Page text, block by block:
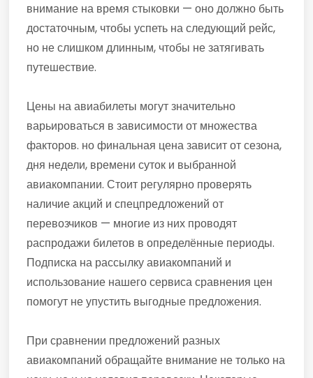
внимание на время стыковки — оно должно быть
достаточным, чтобы успеть на следующий рейс,
но не слишком длинным, чтобы не затягивать
путешествие.
Цены на авиабилеты могут значительно
варьироваться в зависимости от множества
факторов. но финальная цена зависит от сезона,
дня недели, времени суток и выбранной
авиакомпании. Стоит регулярно проверять
наличие акций и спецпредложений от
перевозчиков — многие из них проводят
распродажи билетов в определённые периоды.
Подписка на рассылку авиакомпаний и
использование нашего сервиса сравнения цен
помогут не упустить выгодные предложения.
При сравнении предложений разных
авиакомпаний обращайте внимание не только на